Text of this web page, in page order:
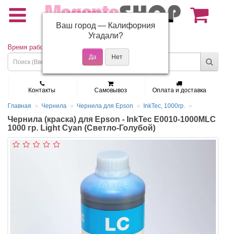
(495) 150-01-37
Время работы: Пн - Пт 9:30 - 19:00
Контакты Самовывоз Оплата и доставка
Главная Чернила Чернила для Epson InkTec, 1000гр.
Чернила (краска) для Epson - InkTec E0010-1000MLC
1000 гр. Light Cyan (Светло-Голубой)
Ваш город — Калифорния
Угадали?